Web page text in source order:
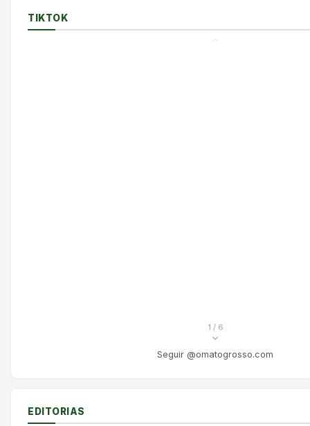
TIKTOK
1 / 6
Seguir @omatogrosso.com
EDITORIAS